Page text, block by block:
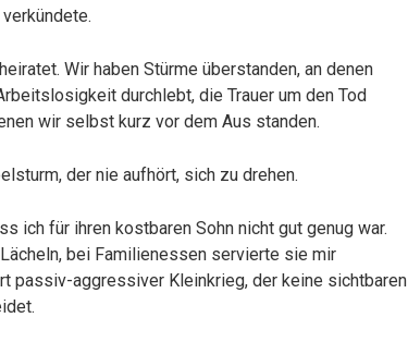
Wir haben Stürme überstanden, an denen
durchlebt, die Trauer um den Tod
wir selbst kurz vor dem Aus standen.
der nie aufhört, sich zu drehen.
ich für ihren kostbaren Sohn nicht gut genug war.
bei Familienessen servierte sie mir
passiv-aggressiver Kleinkrieg, der keine sichtbaren